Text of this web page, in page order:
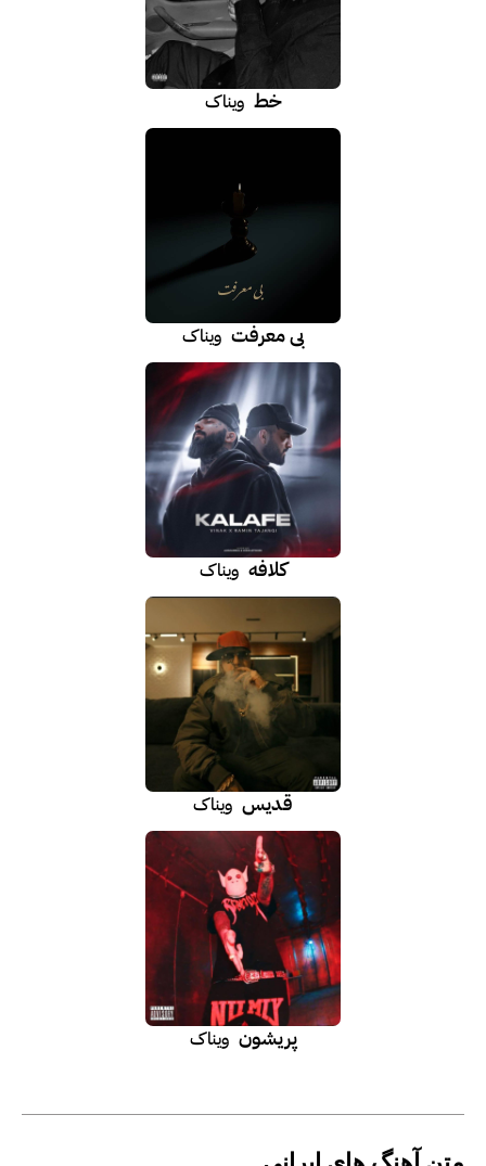
خط ویناک
بی معرفت ویناک
کلافه ویناک
قدیس ویناک
پریشون ویناک